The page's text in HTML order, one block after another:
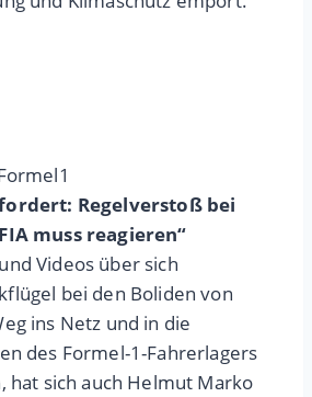
Regelverstoß bei
muss reagieren“
Videos über sich
bei den Boliden von
ins Netz und in die
des Formel-1-Fahrerlagers
hat sich auch Helmut Marko